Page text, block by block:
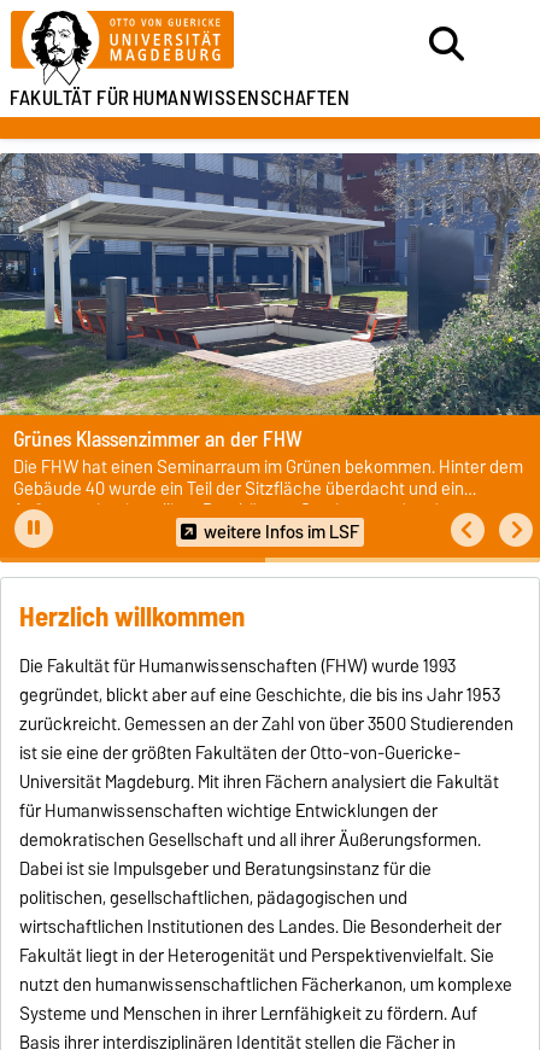
FAKULTÄT FÜRHUMANWISSENSCHAFTEN
Grünes Klassenzimmer an der FHW
Die FHW hat einen Seminarraum im Grünen bekommen. Hinter dem
Gebäude 40 wurde ein Teil der Sitzfläche überdacht und ein
Außenmonitor installiert. Dort können Seminare und andere
Veranstaltungen stattfinden. Eine Buchung ist über das LSF
möglich.
weitere Infos im LSF
Herzlich willkommen
Die Fakultät für Humanwissenschaften (FHW) wurde 1993
gegründet, blickt aber auf eine Geschichte, die bis ins Jahr 1953
zurückreicht. Gemessen an der Zahl von über 3500 Studierenden
ist sie eine der größten Fakultäten der Otto-von-Guericke-
Universität Magdeburg. Mit ihren Fächern analysiert die Fakultät
für Humanwissenschaften wichtige Entwicklungen der
demokratischen Gesellschaft und all ihrer Äußerungsformen.
Dabei ist sie Impulsgeber und Beratungsinstanz für die
politischen, gesellschaftlichen, pädagogischen und
wirtschaftlichen Institutionen des Landes. Die Besonderheit der
Fakultät liegt in der Heterogenität und Perspektivenvielfalt. Sie
nutzt den humanwissenschaftlichen Fächerkanon, um komplexe
Systeme und Menschen in ihrer Lernfähigkeit zu fördern. Auf
Basis ihrer interdisziplinären Identität stellen die Fächer in